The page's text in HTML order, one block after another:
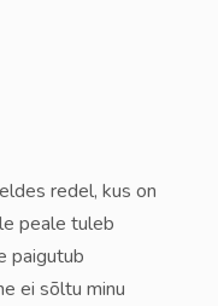
redel, kus on
peale tuleb
paigutub
ei sõltu minu